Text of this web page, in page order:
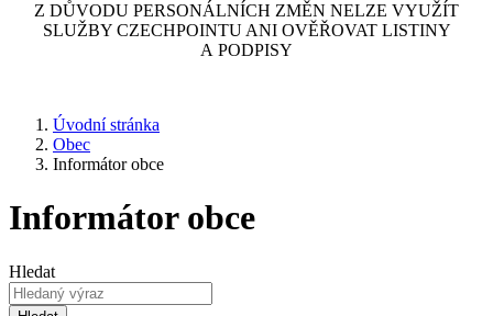
Z DŮVODU PERSONÁLNÍCH ZMĚN NELZE VYUŽÍT
SLUŽBY CZECHPOINTU ANI OVĚŘOVAT LISTINY
A PODPISY
Úvodní stránka
Obec
Informátor obce
Informátor obce
Hledat